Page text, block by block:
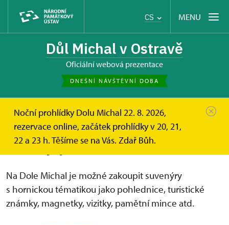
CS MENU
Důl Michal v Ostravě
oficiální webová prezentace
DNEŠNÍ NÁVŠTĚVNÍ DOBA
Noční prohlídky Dolu Michal 22. 8. 2026,
rezervace online, začátek prohlídky v 20, 21,
22 a 23 h. Těšíme se na Vás. Zdař Bůh.
Důl Michal Informace pro návštěvníky Suvenýry
Suvenýry
Na Dole Michal je možné zakoupit suvenýry
s hornickou tématikou jako pohlednice, turistické
známky, magnetky, vizitky, pamětní mince atd.